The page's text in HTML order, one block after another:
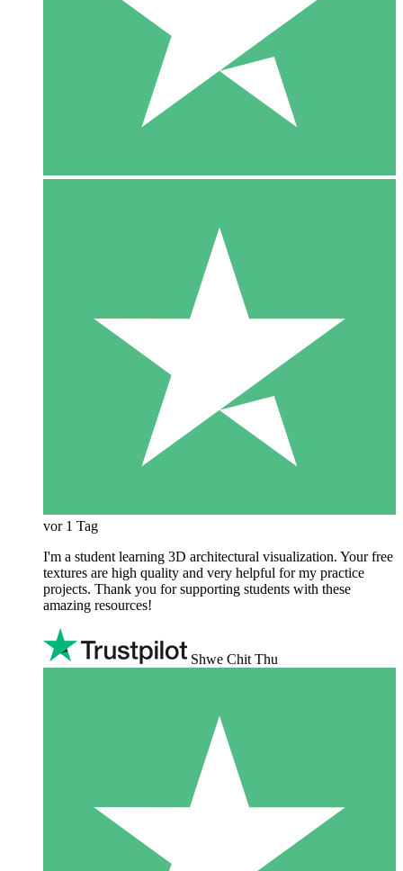
vor 1 Tag
I'm a student learning 3D architectural visualization. Your free
textures are high quality and very helpful for my practice
projects. Thank you for supporting students with these
amazing resources!
Shwe Chit Thu